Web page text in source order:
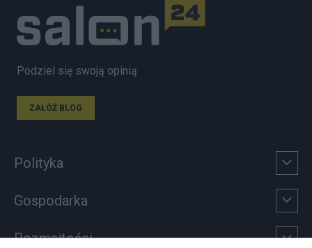
Podziel się swoją opinią
ZAŁÓŻ BLOG
Polityka
Gospodarka
Rozmaitości